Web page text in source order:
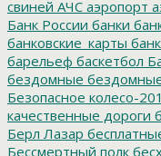
свиней АЧС аэропорт
Банк России банки
банковские_карты
барельеф баскетбол
бездомные
Безопасное колесо-
качественные дороги
Берл Лазар
Бессмертный полк